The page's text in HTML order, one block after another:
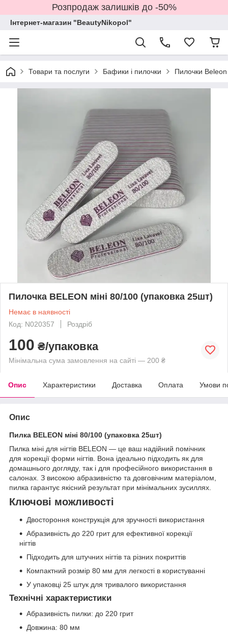
Розпродаж залишків до -50%
Інтернет-магазин "BeautyNikopol"
Товари та послуги Бафики і пилочки Пилочки Beleon
Пилочка BELEON міні 80/100 (упаковка 25шт)
Немає в наявності
Код: N020357
Роздріб
100 ₴/упаковка
Мінімальна сума замовлення на сайті — 200 ₴
Опис Характеристики Доставка Оплата Умови
Опис
Пилка BELEON міні 80/100 (упаковка 25шт)
Пилка міні для нігтів BELEON — це ваш надійний помічник
для корекції форми нігтів. Вона ідеально підходить як для
домашнього догляду, так і для професійного використання в
салонах. З високою абразивністю та довговічним матеріалом,
пилка гарантує якісний результат при мінімальних зусиллях.
Ключові можливості
Двостороння конструкція для зручності використання
Абразивність до 220 грит для ефективної корекції
нігтів
Підходить для штучних нігтів та різних покриттів
Компактний розмір 80 мм для легкості в користуванні
У упаковці 25 штук для тривалого використання
Технічні характеристики
Абразивність пилки: до 220 грит
Довжина: 80 мм